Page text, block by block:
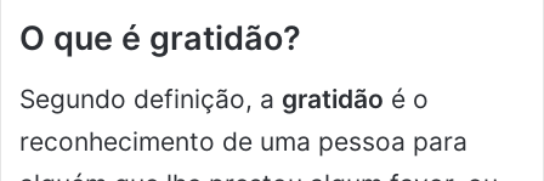
O que é gratidão?
Segundo definição, a gratidão é o
reconhecimento de uma pessoa para